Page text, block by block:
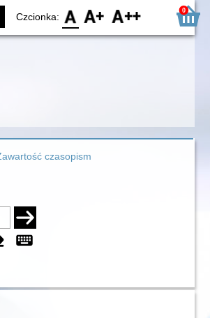
Czcionka: F0 F1 F2 0
czasopism